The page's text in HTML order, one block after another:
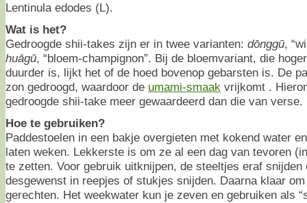
Lentinula edodes (L).
Wat is het?
Gedroogde shii-takes zijn er in twee varianten: dōnggū,
huāgū, “bloem-champignon”. Bij de bloemvariant, die
duurder is, lijkt het of de hoed bovenop gebarsten is. De
zon gedroogd, waardoor de umami-smaak vrijkomt .
gedroogde shii-take meer gewaardeerd dan die van verse.
Hoe te gebruiken?
Paddestoelen in een bakje overgieten met kokend water
laten weken. Lekkerste is om ze al een dag van tevoren
te zetten. Voor gebruik uitknijpen, de steeltjes eraf snijden
desgewenst in reepjes of stukjes snijden. Daarna klaar
gerechten. Het weekwater kun je zeven en gebruiken als